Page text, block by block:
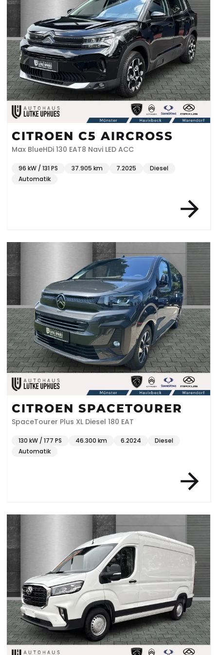
CITROEN C5 AIRCROSS
Max BlueHDi 130 EAT8 Navi LED ACC
96 kW / 131 PS 37.905 km 7.2025
Diesel
Automatik
CITROEN SPACETOURER
SpaceTourer Plus XL Diesel 180 EAT
130 kW / 177 PS 46.300 km 6.2024
Diesel
Automatik